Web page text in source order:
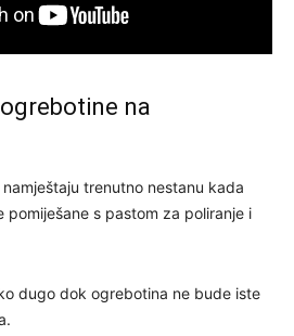
na
trenutno nestanu kada
pomiješane s pastom za poliranje i
dugo dok ogrebotina ne bude iste